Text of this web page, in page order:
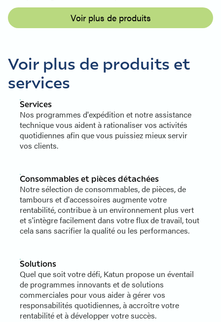
Voir plus de produits
Voir plus de produits et
services
Services
Nos programmes d'expédition et notre assistance
technique vous aident à rationaliser vos activités
quotidiennes afin que vous puissiez mieux servir
vos clients.
Consommables et pièces détachées
Notre sélection de consommables, de pièces, de
tambours et d'accessoires augmente votre
rentabilité, contribue à un environnement plus vert
et s'intègre facilement dans votre flux de travail, tout
cela sans sacrifier la qualité ou les performances.
Solutions
Quel que soit votre défi, Katun propose un éventail
de programmes innovants et de solutions
commerciales pour vous aider à gérer vos
responsabilités quotidiennes, à accroître votre
rentabilité et à développer votre succès.